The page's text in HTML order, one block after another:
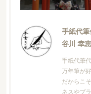
手紙代
谷川 幸恵
手紙代筆
万年筆が
だからこ
ネスやプ